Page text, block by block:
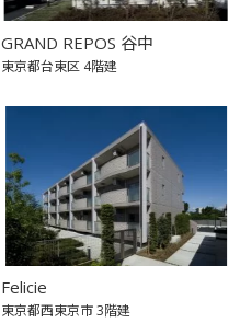
GRAND REPOS 谷中
東京都台東区 4階建
Felicie
東京都西東京市3階建